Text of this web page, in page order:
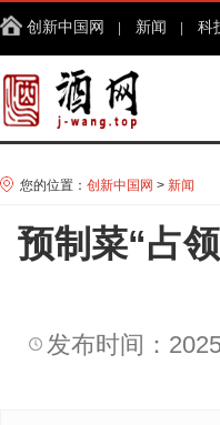
创新中国网 新闻 科
您的位置： 创新中国网 > 新闻
预制菜“占
发布时间：